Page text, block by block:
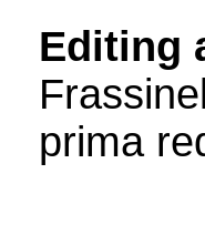
Editing
prima